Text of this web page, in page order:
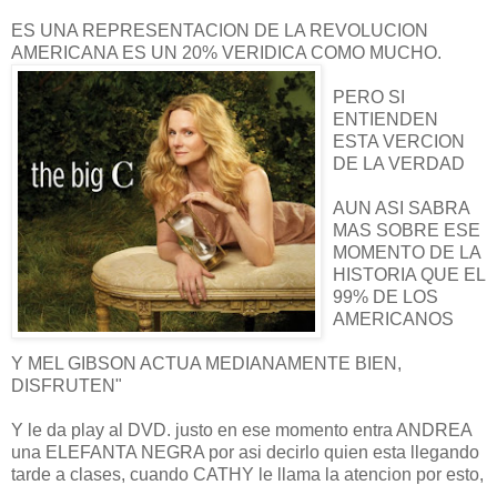
ES UNA REPRESENTACION DE LA REVOLUCION
AMERICANA ES UN 20% VERIDICA COMO MUCHO.
PERO SI
ENTIENDEN
ESTA VERCION
DE LA VERDAD
AUN ASI SABRA
MAS SOBRE ESE
MOMENTO DE LA
HISTORIA QUE EL
99% DE LOS
AMERICANOS
Y MEL GIBSON ACTUA MEDIANAMENTE BIEN,
DISFRUTEN"
Y le da play al DVD. justo en ese momento entra ANDREA
una ELEFANTA NEGRA por asi decirlo quien esta llegando
tarde a clases, cuando CATHY le llama la atencion por esto,